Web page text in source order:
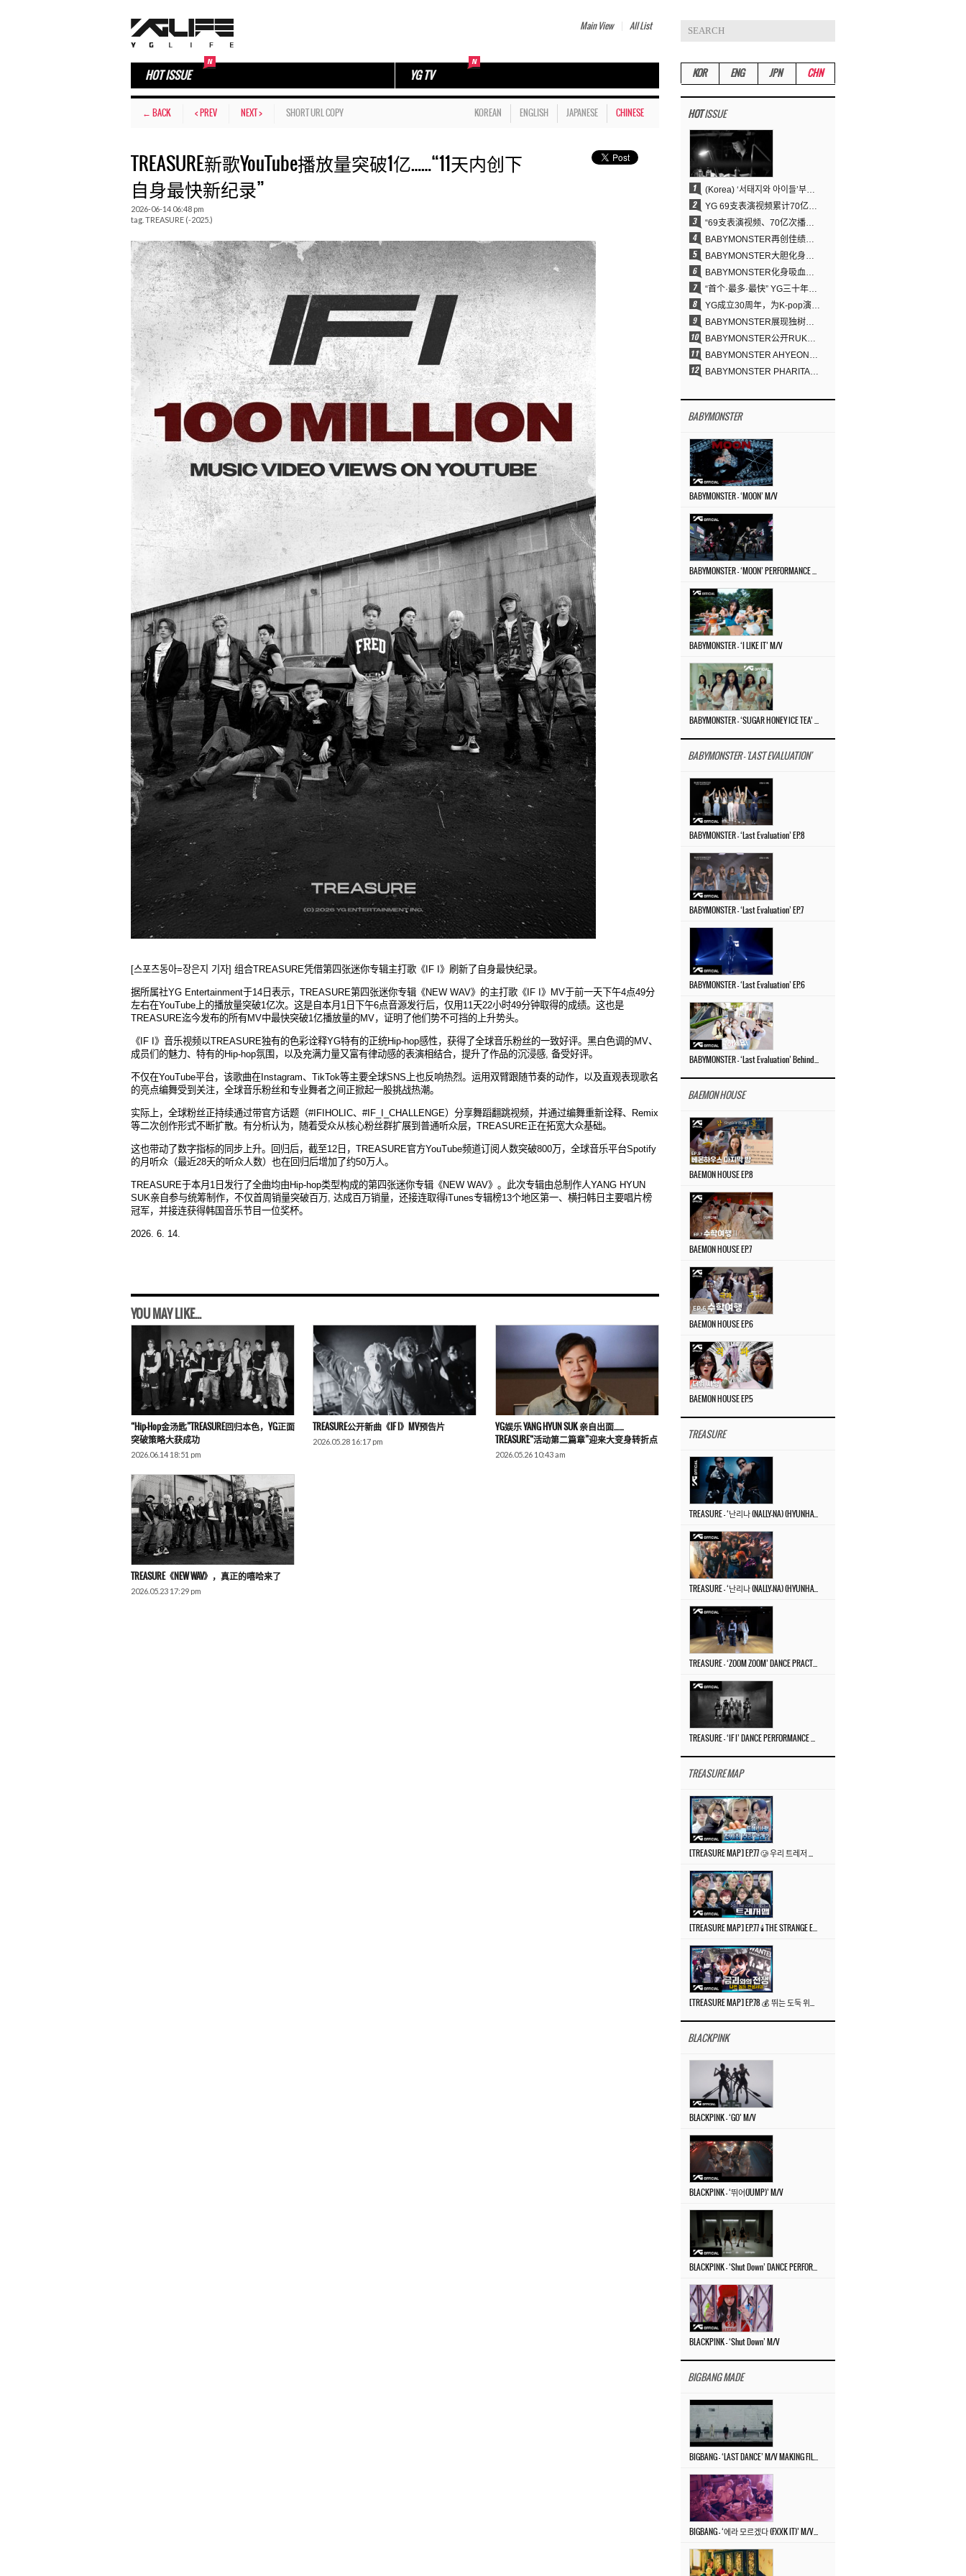
Main View All List
HOT ISSUE YG TV
← BACK < PREV NEXT > SHORT URL COPY KOREAN ENGLISH JAPANESE CHINESE
TREASURE新歌YouTube播放量突破1亿……“11天内创下
自身最快新纪录”
2026-06-14 06:48 pm
tag. TREASURE (-2025.)
[스포츠동아=장은지 기자] 组合TREASURE凭借第四 张迷你专辑主打歌《 IF I》刷新了自身最快纪录。
据所属社YG Entertainment于14日表示，TREASURE第四 张迷你专辑 《NEW WAV》的主打歌《IF I》MV于前一天下午4点49分
左右在YouTube上的播放量突破1亿次。 这是自本月 1日下午6点音源发行后， 仅用 11天22小时49分钟取得的成绩。 这也是
TREASURE迄今发布的所有MV中最快突破1亿播放量的MV， 证明了他们势不可 挡的上升势头。
《IF I》音乐视频以TREASURE独有的色彩诠释YG特有的正统Hip-hop感性， 获得了全球音乐粉丝的一致好评。黑白色调 的MV、
成员们 的魅力、特有的Hip-hop氛围 ，以及充满力量又 富有律动感的表演相结合，提升了作品的沉浸感, 备受好评。
不仅在YouTube平台， 该歌曲在 Instagram、TikTok等主要全球SNS上也反响热烈。 运用 双臂跟随节奏的动作，以及直 观表现歌名
的亮点编舞受到 关注，全球音乐粉丝和专业舞者之间 正掀起一股挑战热潮。
实际 上，全球粉丝正持续通过带官方话题 （#IFIHOLIC、#IF_I_CHALLENGE）分享舞蹈翻跳视频， 并通过编舞重新诠释、
Remix
等二次创 作形式不断扩散。有分析认为 ， 随着受众从核心粉丝群扩展到普通听众层， TREASURE正在拓宽大众基础。
这也带动 了数字指标的同步上升。回 归后，截至12日，TREASURE官方YouTube频道订阅 人数突破800万，全球音乐平台Spotify
的月听众 （最近28天的听众人数）也在回 归后增加了约50万人。
TREASURE于本月1日 发行了全曲均由 Hip-hop类型构成的第四 张迷你专辑 《NEW WAV》。此次专辑由总制作人YANG HYUN
SUK亲 自参与统筹制作，不仅首周 销量突破百万, 达成百万销量， 还接连取得iTunes专辑榜13个地 区第一、 横扫韩 日主要唱片榜
冠军， 并接连获得韩国音乐节 目一位奖杯。
2026. 6. 14.
YOU MAY LIKE...
“Hip-Hop金汤匙”TREASURE回归本色，YG正面
突破策略大获成功
2026.06.14 18:51 pm
TREASURE公开新曲《IF I》MV预告片
2026.05.28 16:17 pm
YG娱乐 YANG HYUN SUK 亲自出面……
TREASURE“活动第二篇章”迎来大变身转折点
2026.05.26 10:43 am
TREASURE《NEW WAV》，真正的嘻哈来了
2026.05.23 17:29 pm
KOR ENG JPN CHN
HOTISSUE
(Korea) ‘서태지와 아이들’부터 탑재한 안무DNA…양현석, YG 퍼포먼스 비디오 70억 뷰 신화의 시작
YG 69支表演视频累计70亿次播放……YANG HYUN SUK制作理念奏效
“69支表演视频、70亿次播放的奇迹” YANG HYUN SUK为何100%亲自打造YG表演视频
BABYMONSTER再创佳绩……直登YouTube全球趋势榜第一名
BABYMONSTER大胆化身吸血鬼，直冲YouTube全球趋势榜第一
BABYMONSTER化身吸血鬼……《MOON》为三个月企划收官
“首个·最多·最快” YG三十年坚守铸就K-pop巡演新格局
YG成立30周年，为K-pop演出界留下了什么？
BABYMONSTER展现独树一帜的视觉魅力与超强驾驭力……《MOON》
BABYMONSTER公开RUKA、CHIQUITA《MOON》视觉照 展现克制魅力与独特视觉风格
BABYMONSTER AHYEON、RORA完美驾驭暗黑概念……《MOON》视觉照公开
BABYMONSTER PHARITA，连“蒙娜丽莎眉”也完美驾驭……与ASA散发强烈气场
BABYMONSTER
BABYMONSTER – ‘MOON’ M/V
BABYMONSTER – ‘I LIKE IT’ M/V
BABYMONSTER - 'LAST EVALUATION'
BABYMONSTER – ‘Last Evaluation’ EP.8
BABYMONSTER – ‘Last Evaluation’ EP.7
BABYMONSTER – ‘Last Evaluation’ EP.6
BAEMON HOUSE
BAEMON HOUSE EP.8
BAEMON HOUSE EP.7
BAEMON HOUSE EP.6
BAEMON HOUSE EP.5
TREASURE
TREASURE – ‘난리나 (NALLY-NA) (HYUNHAYO)’ DANCE PERFORMANCE VIDEO
TREASURE – ‘난리나 (NALLY-NA) (HYUNHAYO)’ M/V
TREASURE MAP
BLACKPINK
BLACKPINK – ‘GO’ M/V
BLACKPINK – ‘뛰어(JUMP)’ M/V
BLACKPINK – ‘Shut Down’ M/V
BIGBANG MADE